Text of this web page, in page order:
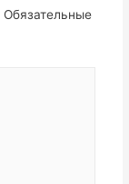
Обязательные